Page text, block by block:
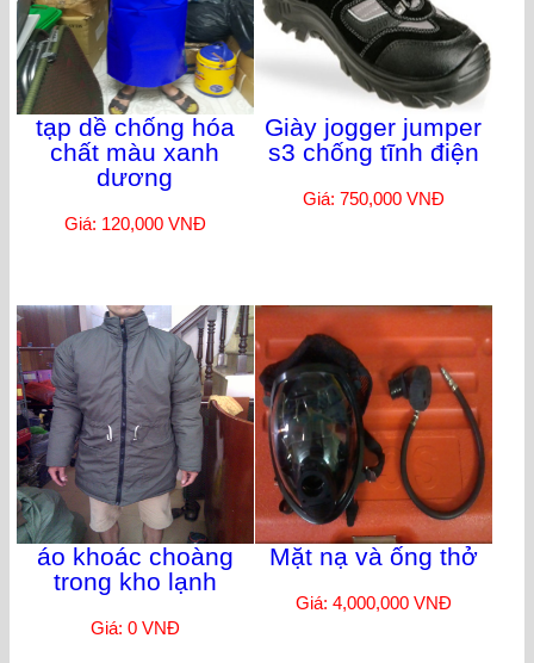
tạp dề chống hóa
chất màu xanh
dương
Giá: 120,000 VNĐ
Giày jogger jumper
s3 chống tĩnh điện
Giá: 750,000 VNĐ
áo khoác choàng
trong kho lạnh
Giá: 0 VNĐ
Mặt nạ và ống thở
Giá: 4,000,000 VNĐ